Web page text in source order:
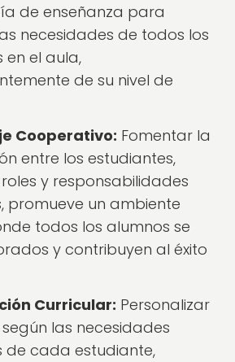
de enseñanza para
necesidades de todos los
en el aula,
de su nivel de
Cooperativo: Fomentar la
entre los estudiantes,
y responsabilidades
promueve un ambiente
todos los alumnos se
y contribuyen al éxito
Curricular: Personalizar
las necesidades
de cada estudiante,